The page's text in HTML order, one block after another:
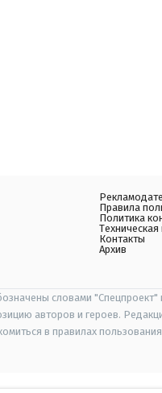
Правила
Политика
Контакты
Архив
словами
авторов и героев.
в правилах